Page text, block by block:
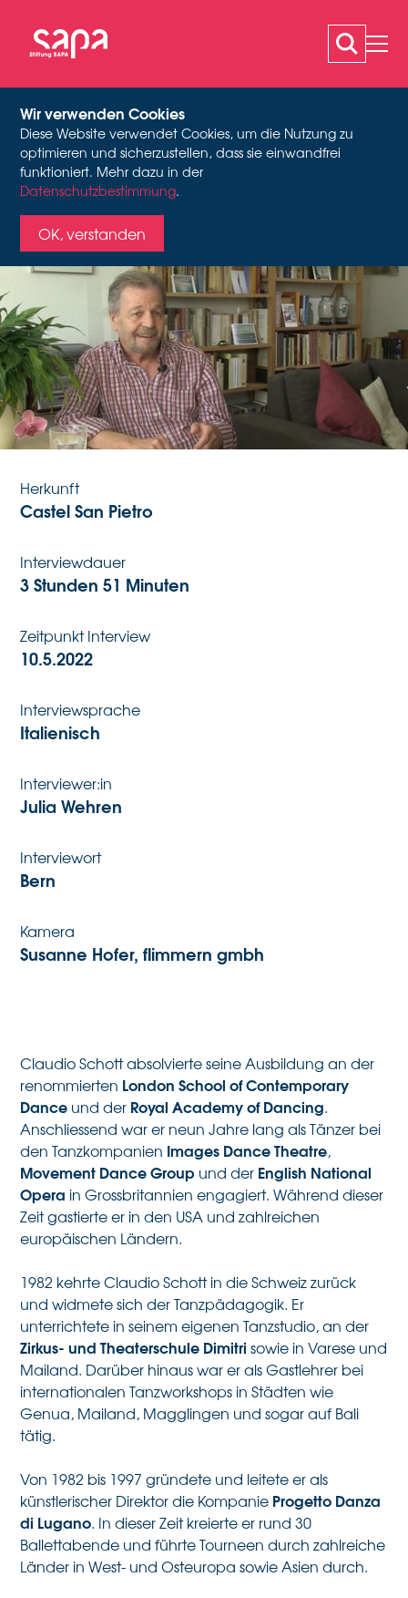
Wir verwenden Cookies
Diese Website verwendet Cookies, um die Nutzung zu
optimieren und sicherzustellen, dass sie einwandfrei
funktioniert. Mehr dazu in der
Datenschutzbestimmung.
OK, verstanden
SCHOTT CLAUDIO
Videostill Oral History-Interview, 2022
Beschäftigung
Tänzer, Tanzpädagoge, Kunstdirektor,
Choreograf
Geburtsdatum
27.10.1948
Herkunft
Castel San Pietro
Interviewdauer
3 Stunden 51 Minuten
Zeitpunkt Interview
10.5.2022
Interviewsprache
Italienisch
Interviewer:in
Julia Wehren
Interviewort
Bern
Kamera
Susanne Hofer, flimmern gmbh
Claudio Schott absolvierte seine Ausbildung an der
renommierten London School of Contemporary
Dance und der Royal Academy of Dancing.
Anschliessend war er neun Jahre lang als Tänzer bei
den Tanzkompanien Images Dance Theatre,
Movement Dance Group und der English National
Opera in Grossbritannien engagiert. Während dieser
Zeit gastierte er in den USA und zahlreichen
europäischen Ländern.
1982 kehrte Claudio Schott in die Schweiz zurück
und widmete sich der Tanzpädagogik. Er
unterrichtete in seinem eigenen Tanzstudio, an der
Zirkus- und Theaterschule Dimitri sowie in Varese und
Mailand. Darüber hinaus war er als Gastlehrer bei
internationalen Tanzworkshops in Städten wie
Genua, Mailand, Magglingen und sogar auf Bali
tätig.
Von 1982 bis 1997 gründete und leitete er als
künstlerischer Direktor die Kompanie Progetto Danza
di Lugano. In dieser Zeit kreierte er rund 30
Ballettabende und führte Tourneen durch zahlreiche
Länder in West- und Osteuropa sowie Asien durch.